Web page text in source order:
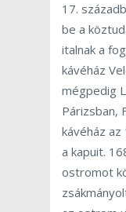
17.
be a
italnak a
kávéház
mégpedig
Párizsban,
kávéház
a kapuit.
ostromot